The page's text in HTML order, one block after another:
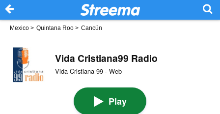
Mexico > Quintana Roo > Cancún
Vida Cristiana99 Radio
Vida Cristiana 99 · Web
Play